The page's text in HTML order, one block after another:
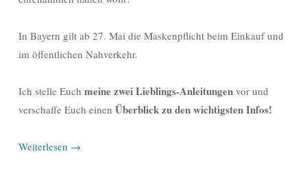
In Bayern gilt ab 27. Mai die Maskenpflicht beim Einkauf und
im öffentlichen Nahverkehr.
Ich stelle Euch meine zwei Lieblings-Anleitungen vor und
verschaffe Euch einen Überblick zu den wichtigsten Infos!
Weiterlesen →